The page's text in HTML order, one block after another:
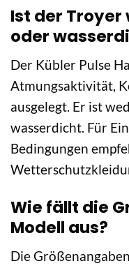
Ist der
oder
Der Kübler Pulse
Atmungsaktivität,
ausgelegt. Er ist
wasserdicht. Für
Bedingungen
Wie fällt die
Modell aus?
Die